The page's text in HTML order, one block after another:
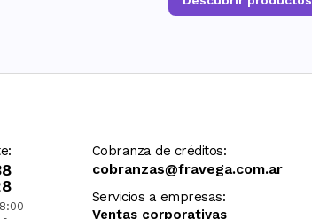
Cobranza de créditos:
cobranzas@fravega.com.ar
Servicios a empresas:
Ventas corporativas